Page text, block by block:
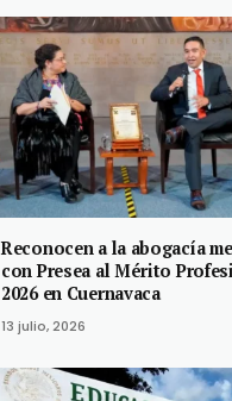
Reconocen a la abogacía
con Presea al Mérito
2026 en Cuernavaca
13 julio, 2026